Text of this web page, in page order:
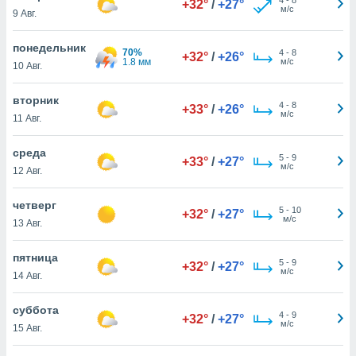
действия
рекламу
нашей
cookie
cookie
в
нашего
9 Авг.
+32° / +27°
м/с
понедельник
10 Авг.
70%
1.8 мм
+32° / +26° 4- 8
м/с
вторник
11 Авг.
+33° / +26° 4- 8
м/с
среда
12 Авг.
+33° / +27° 5- 9
м/с
четверг
13 Авг.
+32° / +27° 5- 10
м/с
пятница
14 Авг.
+32° / +27° 5- 9
м/с
суббота
15 Авг.
+32° / +27° 4- 9
м/с